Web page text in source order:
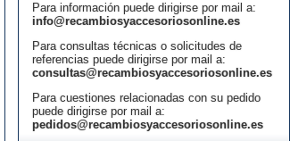
Para información puede dirigirse por mail a:
info@recambiosyaccesoriosonline.es
Para consultas técnicas o solicitudes de
referencias puede dirigirse por mail a:
consultas@recambiosyaccesoriosonline.es
Para cuestiones relacionadas con su pedido
puede dirigirse por mail a:
pedidos@recambiosyaccesoriosonline.es